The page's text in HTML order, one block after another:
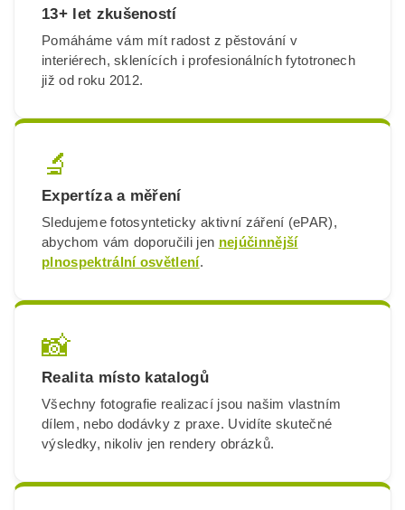
13+ let zkušeností
Pomáháme vám mít radost z pěstování v
interiérech, sklenících i profesionálních fytotronech
již od roku 2012.
🔬
Expertíza a měření
Sledujeme fotosynteticky aktivní záření (ePAR),
abychom vám doporučili jen nejúčinnější
plnospektrální osvětlení.
📸
Realita místo katalogů
Všechny fotografie realizací jsou našim vlastním
dílem, nebo dodávky z praxe. Uvidíte skutečné
výsledky, nikoliv jen rendery obrázků.